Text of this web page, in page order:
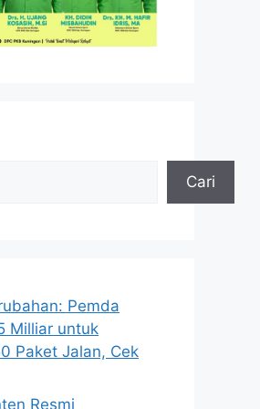
Cari
Pemda
Milliar untuk
Paket Jalan, Cek
Resmi